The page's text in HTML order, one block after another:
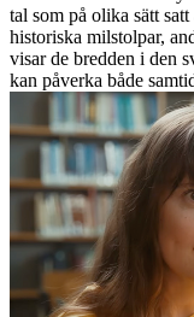
tal som på olika sätt
historiska milstolpar,
visar de bredden i den
kan påverka både